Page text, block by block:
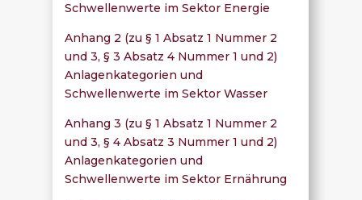
Schwellenwerte im Sektor Energie
Anhang 2 (zu § 1 Absatz 1 Nummer 2
und 3, § 3 Absatz 4 Nummer 1 und 2)
Anlagenkategorien und
Schwellenwerte im Sektor Wasser
Anhang 3 (zu § 1 Absatz 1 Nummer 2
und 3, § 4 Absatz 3 Nummer 1 und 2)
Anlagenkategorien und
Schwellenwerte im Sektor Ernährung